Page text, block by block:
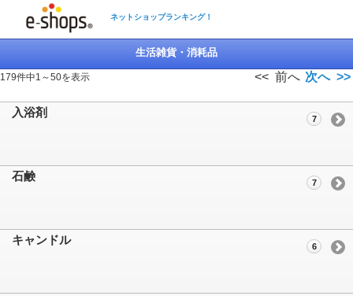
ネットショップランキング！
生活雑貨・消耗品
179件中1～50を表示 << 前へ 次へ >>
入浴剤 7
石鹸 7
キャンドル 6